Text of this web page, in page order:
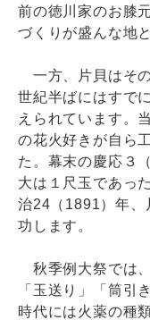
前の徳川家のお膝
づくりが盛んな地
一方、片貝はそ
世紀半ばにはすで
えられています。
の花火好きが自ら
た。幕末の慶応３
大は１尺玉であっ
治24（1891）年、
功します。
秋季例大祭では
「玉送り」「筒引
時代には火薬の種